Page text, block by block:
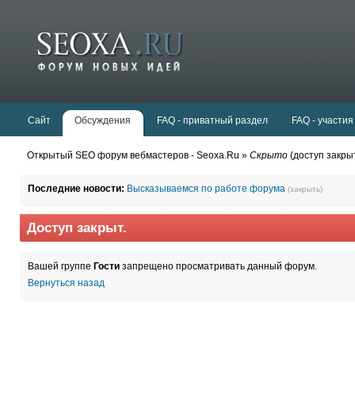
Сайт Обсуждения FAQ - приватный раздел FAQ -
Открытый SEO форум вебмастеров - Seoxa.Ru » Скрыто (доступ
Последние новости: Высказываемся по работе форума (закрыть)
Доступ закрыт.
Вашей группе Гости запрещено просматривать данный форум.
Вернуться назад